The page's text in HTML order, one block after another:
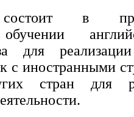
в
обучении
для
с иностранными
стран для